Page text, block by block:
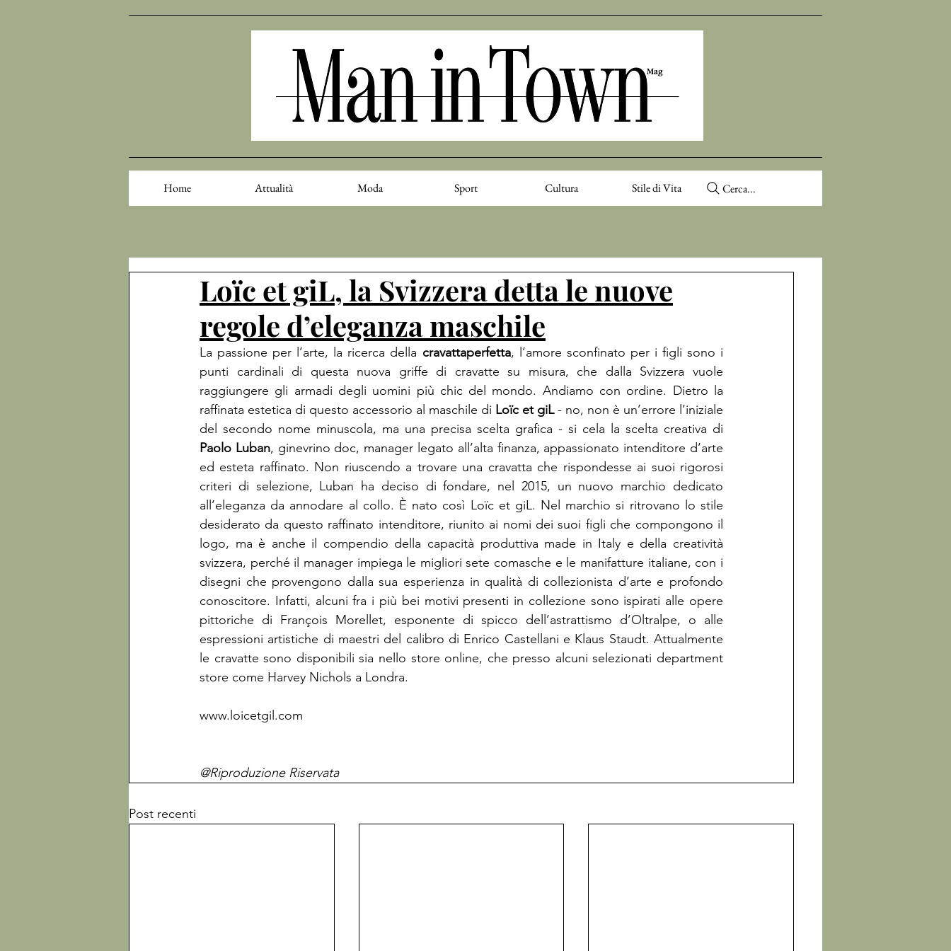
Home Attualità Moda Sport Cultura Stile di Vita Cerca...
Loïc et giL, la Svizzera detta le nuove
regole d’eleganza maschile
La passione per l’arte, la ricerca della cravattaperfetta, l’amore sconfinato per i figli sono i
punti cardinali di questa nuova griffe di cravatte su misura, che dalla Svizzera vuole
raggiungere gli armadi degli uomini più chic del mondo. Andiamo con ordine. Dietro la
raffinata estetica di questo accessorio al maschile di Loïc et giL - no, non è un’errore l’iniziale
Paolo Luban, ginevrino doc, manager legato all’alta finanza, appassionato intenditore d’arte
ed esteta raffinato. Non riuscendo a trovare una cravatta che rispondesse ai suoi rigorosi
criteri di selezione, Luban ha deciso di fondare, nel 2015, un nuovo marchio dedicato
all’eleganza da annodare al collo. È nato così Loïc et giL. Nel marchio si ritrovano lo stile
desiderato da questo raffinato intenditore, riunito ai nomi dei suoi figli che compongono il
logo, ma è anche il compendio della capacità produttiva made in Italy e della creatività
svizzera, perché il manager impiega le migliori sete comasche e le manifatture italiane, con i
disegni che provengono dalla sua esperienza in qualità di collezionista d’arte e profondo
conoscitore. Infatti, alcuni fra i più bei motivi presenti in collezione sono ispirati alle opere
pittoriche di François Morellet, esponente di spicco dell’astrattismo d’Oltralpe, o alle
espressioni artistiche di maestri del calibro di Enrico Castellani e Klaus Staudt. Attualmente
le cravatte sono disponibili sia nello store online, che presso alcuni selezionati department
store come Harvey Nichols a Londra.
www.loicetgil.com
@Riproduzione Riservata
Post recenti